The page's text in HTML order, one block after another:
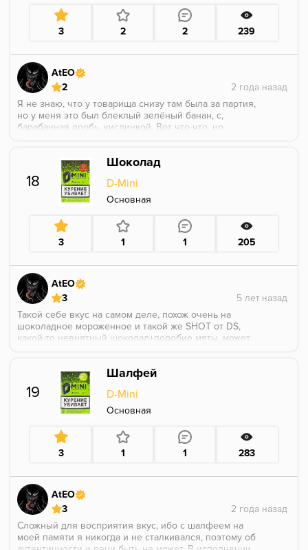
3 2 2 239
AtEO
2
Я не знаю, что у товарища снизу там была за партия,
но у меня это был блеклый зелёный банан, с,
барабанная дробь, кислинкой. Вот что-что, но
абсолютно проходной банан. И опять-таки странная
крепость в этой партии, несвойственная D-mini.
P.S. партия от 25.09.2019.
18
Шоколад
D-Mini
Основная
3 1 1 205
AtEO
3
Такой себе вкус на самом деле, похож очень на
шоколадное мороженное и такой же SHOT от DS,
какой-то невнятный шоколад+подобие мяты, может
19
Шалфей
D-Mini
Основная
3 1 1 283
AtEO
3
Сложный для восприятия вкус, ибо с шалфеем на
моей памяти я никогда и не сталкивался, поэтому об